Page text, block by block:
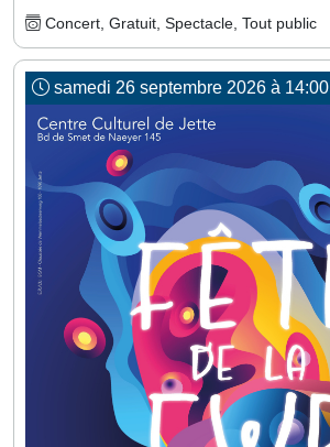
Concert, Gratuit, Spectacle, Tout public
samedi 26 septembre 2026 à 14:00